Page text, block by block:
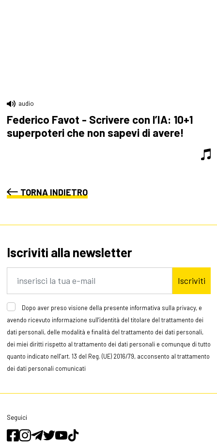
audio
Federico Favot - Scrivere con l’IA: 10+1
superpoteri che non sapevi di avere!
TORNA INDIETRO
Iscriviti alla newsletter
Iscriviti
Dopo aver preso visione della presente informativa sulla privacy, e
avendo ricevuto informazione sull’identità del titolare del trattamento dei
dati personali, delle modalità e finalità del trattamento dei dati personali,
dei miei diritti rispetto al trattamento dei dati personali e comunque di tutto
quanto indicato nell’art. 13 del Reg. (UE) 2016/79, acconsento al trattamento
dei dati personali comunicati
Seguici